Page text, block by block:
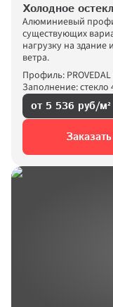
Холодное
Алюминиевый
существующих
нагрузку на
ветра.
Профиль:
Заполнение: стекло
от 5 536 руб/м²